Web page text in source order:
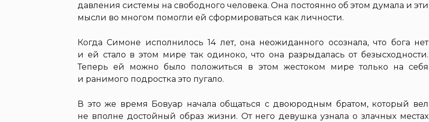
давления системы на свободного человека. Она постоянно об этом думала и эти
мысли во многом помогли ей сформироваться как личности.
Когда Симоне исполнилось 14 лет, она неожиданного осознала, что бога нет
и ей стало в этом мире так одиноко, что она разрыдалась от безысходности.
Теперь ей можно было положиться в этом жестоком мире только на себя
и ранимого подростка это пугало.
В это же время Бовуар начала общаться с двоюродным братом, который вел
не вполне достойный образ жизни. От него девушка узнала о злачных местах